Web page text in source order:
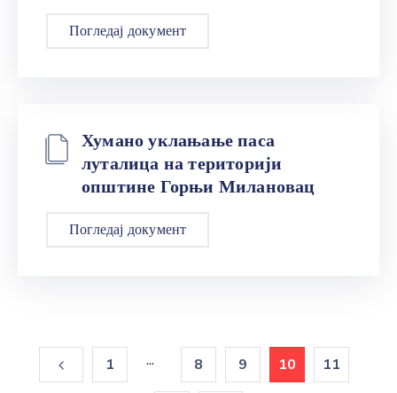
Погледај документ
Хумано уклањање паса
луталица на територији
општине Горњи Милановац
Погледај документ
1 ... 8 9 10 11